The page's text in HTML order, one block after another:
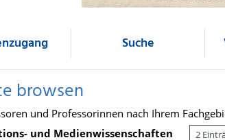
Suche
browsen
und Professorinnen nach Ihrem
und Medienwissenschaften
2